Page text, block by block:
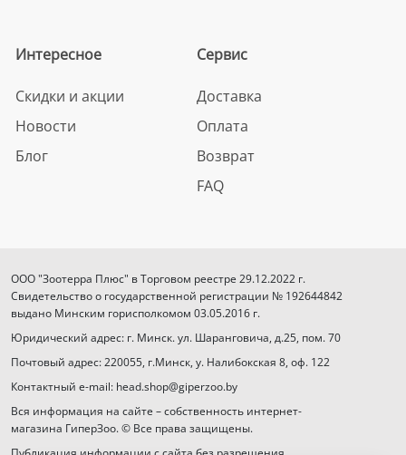
Интересное
Скидки и акции
Новости
Блог
Сервис
Доставка
Оплата
Возврат
FAQ
ООО "Зоотерра Плюс" в Торговом реестре 29.12.2022 г.
Свидетельство о государственной регистрации № 192644842
выдано Минским горисполкомом 03.05.2016 г.
Юридический адрес: г. Минск. ул. Шаранговича, д.25, пом. 70
Почтовый адрес: 220055, г.Минск, у. Налибокская 8, оф. 122
Контактный e-mail: head.shop@giperzoo.by
Вся информация на сайте – собственность интернет-
магазина ГиперЗоо. © Все права защищены.